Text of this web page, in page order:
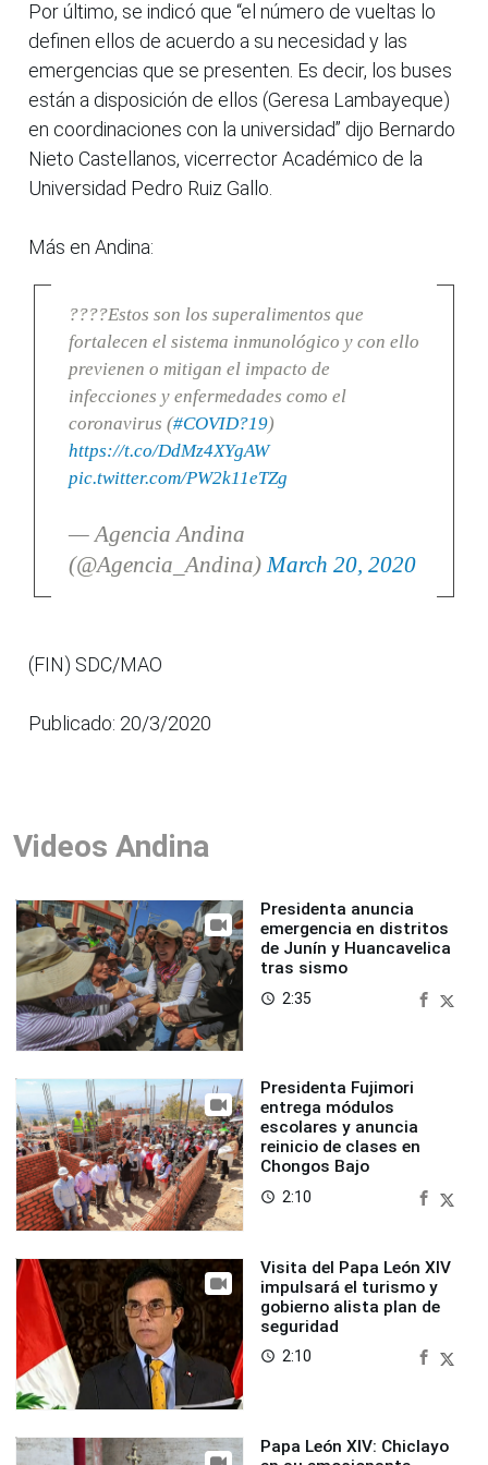
Por último, se indicó que “el número de vueltas lo
definen ellos de acuerdo a su necesidad y las
emergencias que se presenten. Es decir, los buses
están a disposición de ellos (Geresa Lambayeque)
en coordinaciones con la universidad” dijo Bernardo
Nieto Castellanos, vicerrector Académico de la
Universidad Pedro Ruiz Gallo.
Más en Andina:
????Estos son los superalimentos que
fortalecen el sistema inmunológico y con ello
previenen o mitigan el impacto de
infecciones y enfermedades como el
coronavirus (#COVID?19)
https://t.co/DdMz4XYgAW
pic.twitter.com/PW2k11eTZg
— Agencia Andina
(@Agencia_Andina)March 20, 2020
(FIN) SDC/MAO
Publicado: 20/3/2020
Videos Andina
Presidenta anuncia
emergencia en distritos
de Junín y Huancavelica
tras sismo
access_time 2:35
Presidenta Fujimori
entrega módulos
escolares y anuncia
reinicio de clases en
Chongos Bajo
access_time 2:10
Visita del Papa León XIV
impulsará el turismo y
gobierno alista plan de
seguridad
access_time 2:10
Papa León XIV: Chiclayo